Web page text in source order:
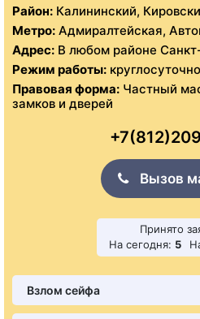
Район: Калининский,
Метро: Адмиралтейская,
Адрес: В любом районе
Режим работы: круглосуточно
Правовая форма: Частный
замков и дверей
Вызов
Принято
На сегодня: 5
Взлом сейфа